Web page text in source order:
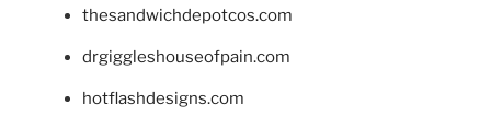
thesandwichdepotcos.com
drgiggleshouseofpain.com
hotflashdesigns.com